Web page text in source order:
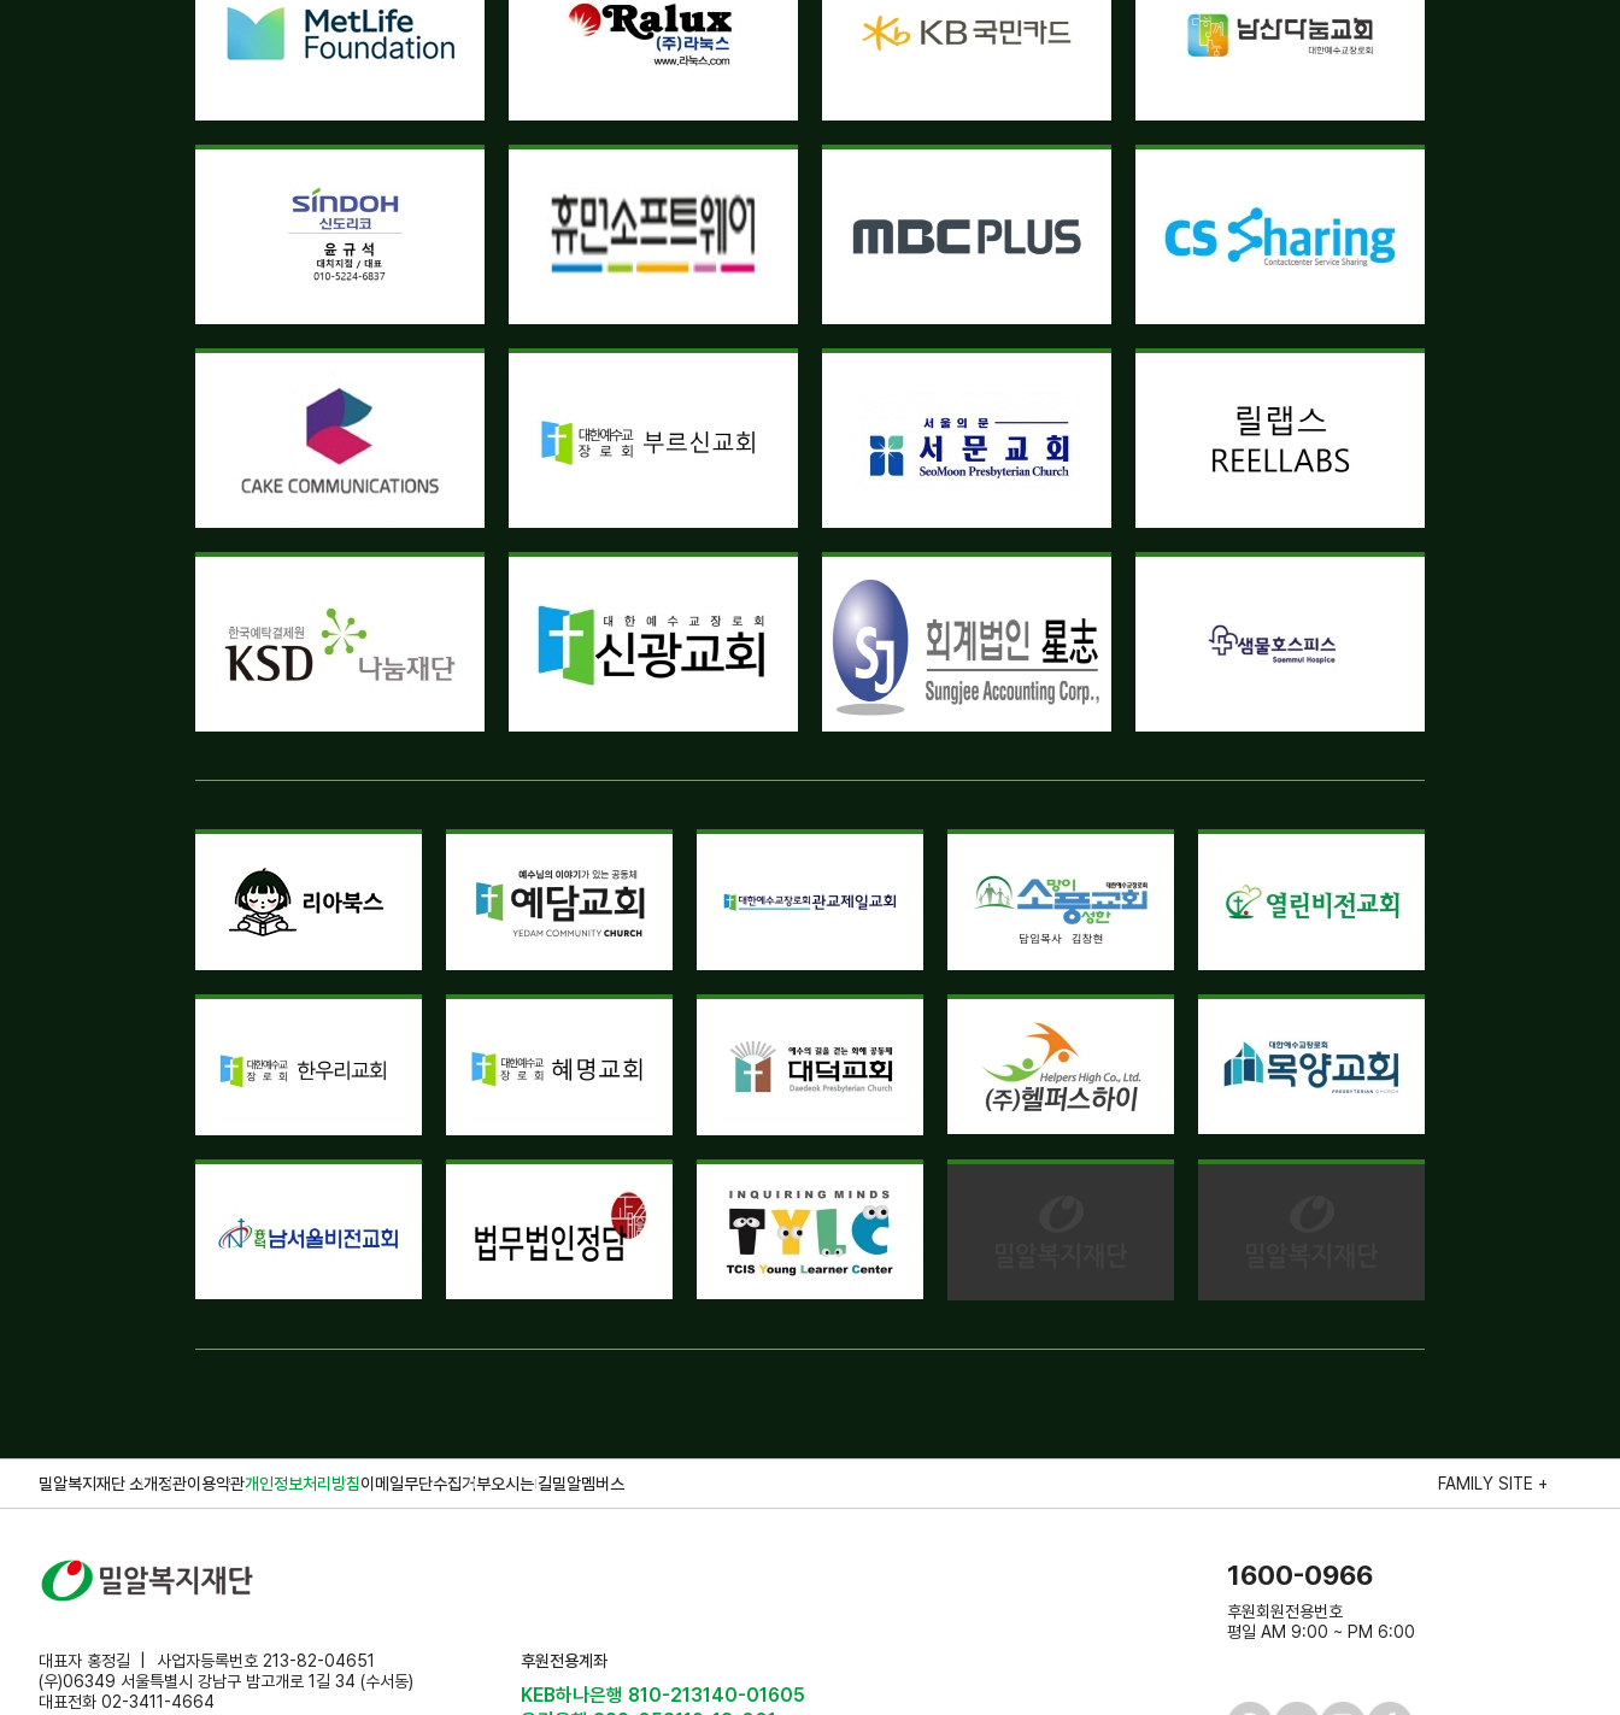
밀알복지재단 소개정관이용약관개인정보처리방침이메일무단수집거부오시는 길밀알멤버스 FAMILY SITE +
대표자 홍정길
사업자등록번호 213-82-04651
(우)06349 서울특별시 강남구 밤고개로 1길 34 (수서동)
대표전화 02-3411-4664
후원전용계좌
KEB하나은행 810-213140-01605
1600-0966
후원회원전용번호
평일 AM 9:00 ~ PM 6:00